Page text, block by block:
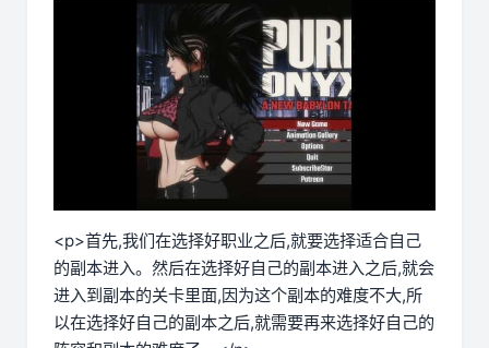
<p>首先,我们在选择好职业之后,就要选择适合自己
的副本进入。然后在选择好自己的副本进入之后,就会
进入到副本的关卡里面,因为这个副本的难度不大,所
以在选择好自己的副本之后,就需要再来选择好自己的